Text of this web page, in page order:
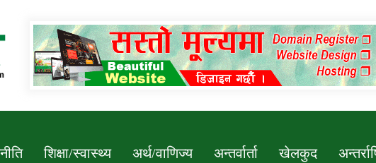
Newssarokar
शिक्षा/स्वास्थ्य अर्थ/वाणिज्य अन्तर्वार्ता खेलकुद